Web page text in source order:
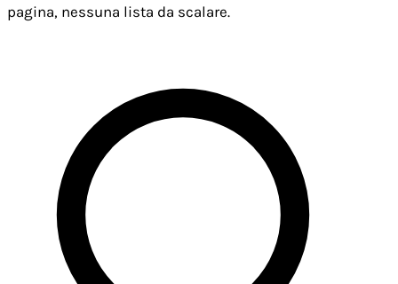
pagina, nessuna lista da scalare.